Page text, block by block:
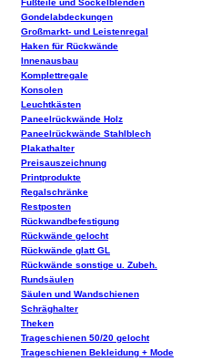
Fußteile und Sockelblenden
Gondelabdeckungen
Großmarkt- und Leistenregal
Haken für Rückwände
Innenausbau
Komplettregale
Konsolen
Leuchtkästen
Paneelrückwände Holz
Paneelrückwände Stahlblech
Plakathalter
Preisauszeichnung
Printprodukte
Regalschränke
Restposten
Rückwandbefestigung
Rückwände gelocht
Rückwände glatt GL
Rückwände sonstige u. Zubeh.
Rundsäulen
Säulen und Wandschienen
Schräghalter
Theken
Trageschienen 50/20 gelocht
Trageschienen Bekleidung + Mode